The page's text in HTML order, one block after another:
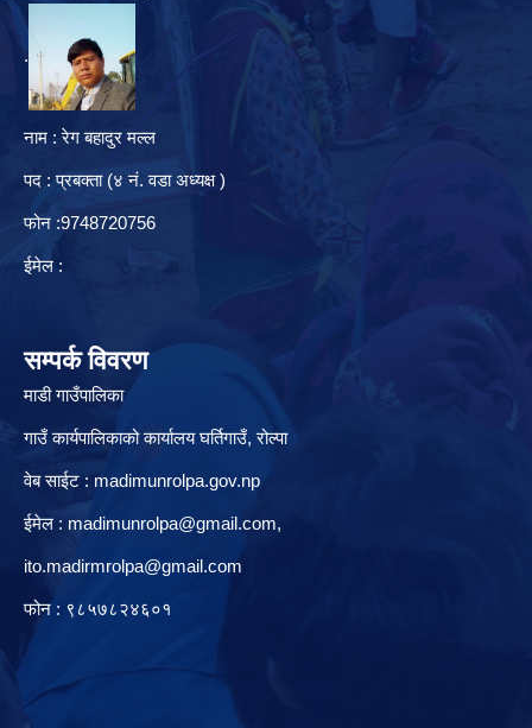
.
नाम : रेग बहादुर मल्ल
पद : प्रबक्ता (४ नं. वडा अध्यक्ष )
फोन :9748720756
ईमेल :
सम्पर्क विवरण
माडी गाउँपालिका
गाउँ कार्यपालिकाको कार्यालय घर्तिगाउँ, रो‍‍ल्पा
वेब साईट : madimunrolpa.gov.np
ईमेल : madimunrolpa@gmail.com,
ito.madirmrolpa@gmail.com
फोन : ९८५७८२४६०१